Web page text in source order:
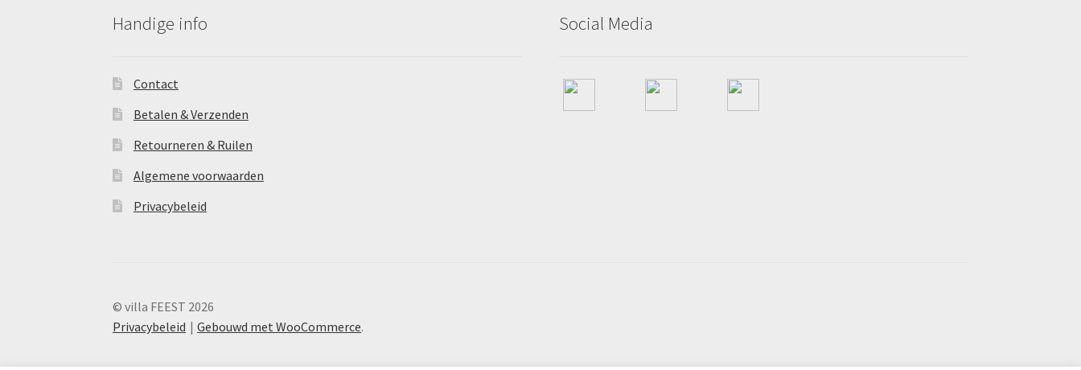
Handige info
Contact
Betalen & Verzenden
Retourneren & Ruilen
Algemene voorwaarden
Privacybeleid
Social Media
© villa FEEST 2026
Privacybeleid
Gebouwd met WooCommerce.